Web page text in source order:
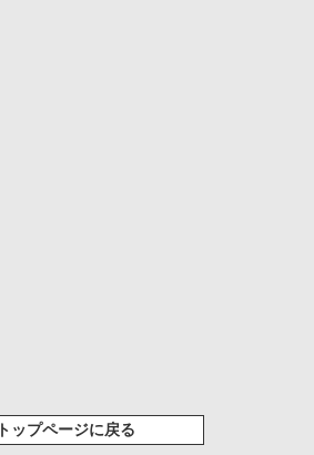
トップページに戻る